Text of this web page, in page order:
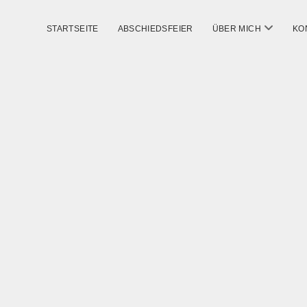
STARTSEITE ABSCHIEDSFEIER ÜBER MICH Menü